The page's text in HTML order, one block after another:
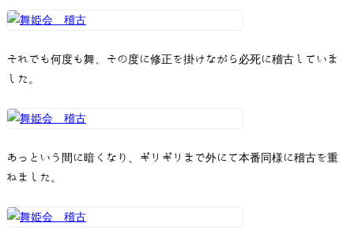
それでも何度も舞、その度に修正を掛けながら必死に稽古していま
した。
あっという間に暗くなり、ギリギリまで外にて本番同様に稽古を重
ねました。